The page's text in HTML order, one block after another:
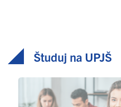
Študuj na UPJŠ